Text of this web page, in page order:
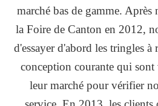
marché bas de gamme. Après
la Foire de Canton en 2012,
d'essayer d'abord les tringles à
conception courante qui sont
leur marché pour vérifier